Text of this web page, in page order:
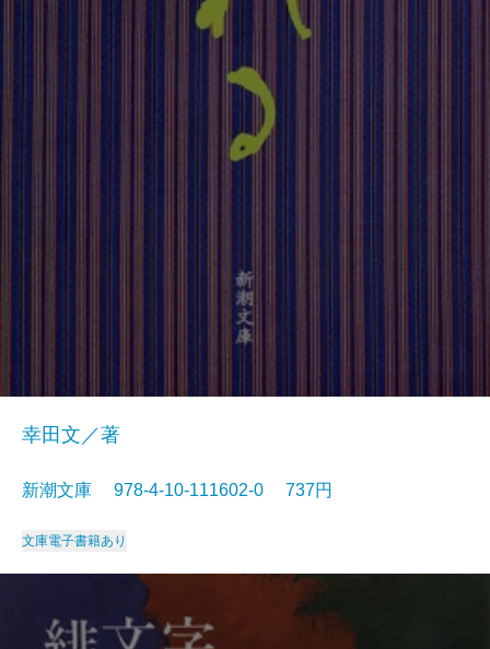
幸田文／著
新潮文庫 978-4-10-111602-0 737円
文庫電子書籍あり